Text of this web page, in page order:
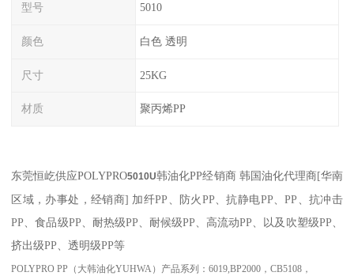
型号 5010
颜色 白色 透明
尺寸 25KG
材质 聚丙烯PP
东莞恒屹供应POLYPRO5010U韩油化PP经销商 韩国油化代理商[华南
区域，办事处，经销商] 加纤PP 、防火PP 、抗静电PP 、PP 、抗冲击
PP 、食品级PP 、耐热级PP 、耐候级PP 、高流动PP 、以及吹塑级PP
挤出级PP 、透明级PP等
POLYPRO PP （大韩油化YUHWA）产品系列：6019,BP2000 ，CB5108 ，